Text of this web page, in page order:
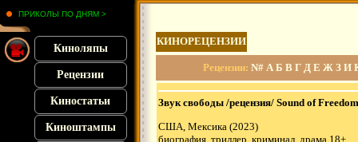
ПРИКОЛЫ ПО ДНЯМ >
Киноляпы
Рецензии
Киностатьи
Киноштампы
КИНОРЕЦЕНЗИИ
Рецензии: N# А Б В Г Д Е Ж З И
Звук свободы /рецензия/ Sound of Freedom
США, Мексика (2023)
биография, триллер, криминал, драма 18+